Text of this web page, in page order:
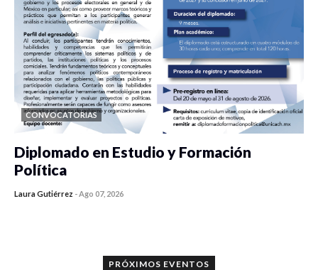
CONVOCATORIAS
Diplomado en Estudio y Formación
Política
Laura Gutiérrez -Ago 07, 2026
PRÓXIMOS EVENTOS